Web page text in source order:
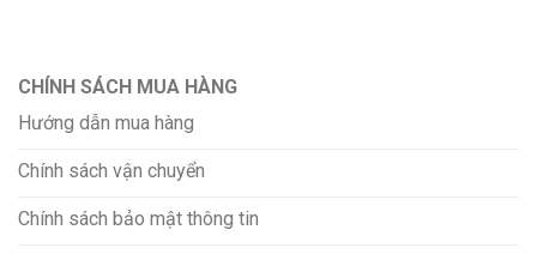
CHÍNH SÁCH MUA HÀNG
Hướng dẫn mua hàng
Chính sách vận chuyển
Chính sách bảo mật thông tin